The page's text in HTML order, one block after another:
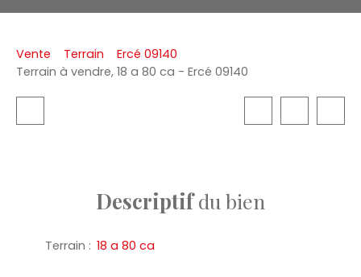
Vente Terrain
Ercé 09140
Terrain à vendre, 18 a 80 ca - Ercé 09140
Descriptifdu bien
Terrain : 18 a 80 ca